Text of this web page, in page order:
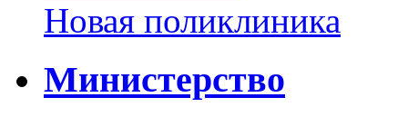
Новая поликлиника
Министерство